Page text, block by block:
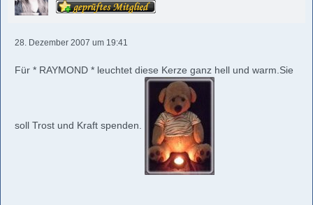
28. Dezember 2007 um 19:41
Für * RAYMOND * leuchtet diese Kerze ganz hell und warm.Sie
soll Trost und Kraft spenden.